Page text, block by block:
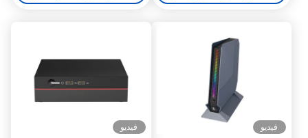
مزدوج
فيديو فيديو